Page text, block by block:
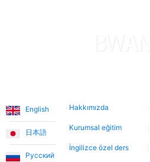
tanışmamızı ve bize İngilizce
şans olarak görüyorum.
Online İngilizce öğrenmeye
Umut Hoca ile çalıştım.
kurabilecek seviyeye
çalışmaya devam ettim.
English
日本語
Русский
Hakkımızda
Kurumsal eğitim
İngilizce özel ders